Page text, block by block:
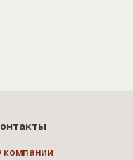
компании